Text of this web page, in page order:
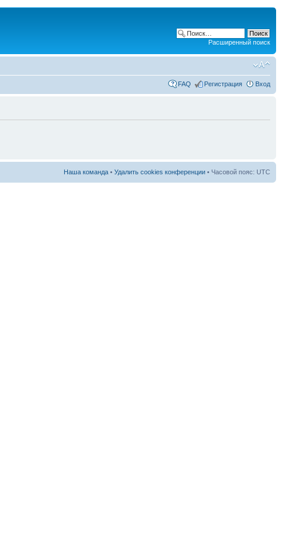
Расширенный поиск
FAQ Регистрация Вход
Наша команда • Удалить cookies конференции • Часовой пояс: UTC